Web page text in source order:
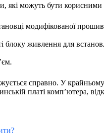
які можуть бути
модифікованої
живлення для
справно. У
платі комп’ютера,